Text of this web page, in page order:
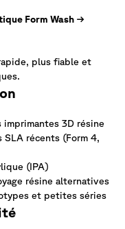
Form Wash →
plus fiable et
imprimantes 3D résine
SLA récents (Form 4,
(IPA)
résine alternatives
et petites séries